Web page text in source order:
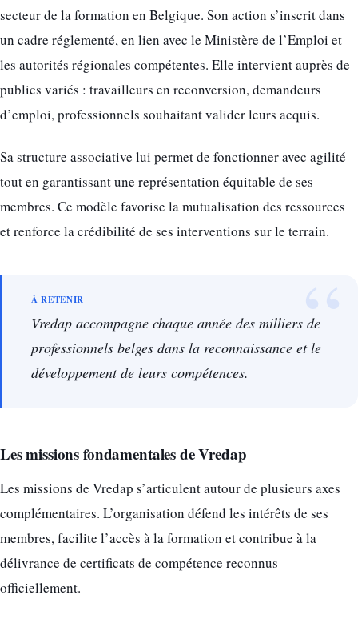
secteur de la formation en Belgique. Son action s’inscrit dans
un cadre réglementé, en lien avec le Ministère de l’Emploi et
les autorités régionales compétentes. Elle intervient auprès de
publics variés : travailleurs en reconversion, demandeurs
d’emploi, professionnels souhaitant valider leurs acquis.
Sa structure associative lui permet de fonctionner avec agilité
tout en garantissant une représentation équitable de ses
membres. Ce modèle favorise la mutualisation des ressources
et renforce la crédibilité de ses interventions sur le terrain.
Vredap accompagne chaque année des milliers de
professionnels belges dans la reconnaissance et le
développement de leurs compétences.
Les missions fondamentales de Vredap
Les missions de Vredap s’articulent autour de plusieurs axes
complémentaires. L’organisation défend les intérêts de ses
membres, facilite l’accès à la formation et contribue à la
délivrance de certificats de compétence reconnus
officiellement.